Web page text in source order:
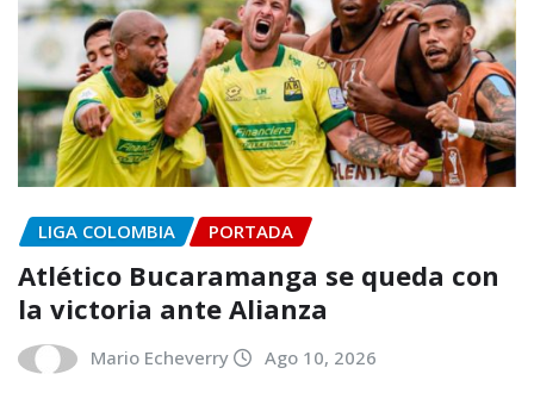
LIGA COLOMBIA PORTADA
Atlético Bucaramanga se queda con
la victoria ante Alianza
Mario Echeverry Ago 10, 2026